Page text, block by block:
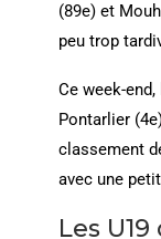
(89e) et
peu trop
Ce week-
Pontarlier
classement
avec une
Les